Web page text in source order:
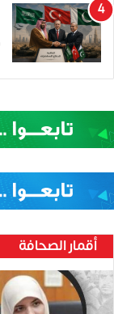
أقمار الصحافة
حنين
بارود..صحفية